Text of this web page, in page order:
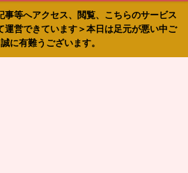
事等へアクセス、閲覧、こちらのサービス
運営できています＞本日は足元が悪い中ご
に有難うございます。